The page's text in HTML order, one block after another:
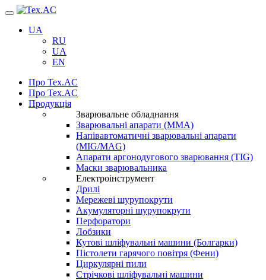
Навігація
UA
RU
UA
EN
Про Tex.AC
Про Tex.AC
Продукція
Зварювальне обладнання
Зварювальні апарати (ММА)
Напівавтоматичні зварювальні апарати
(MIG/MAG)
Апарати аргонодугового зварювання (TIG)
Маски зварювальника
Електроінструмент
Дрилі
Мережеві шурупокрути
Акумуляторні шурупокрути
Перфоратори
Лобзики
Кутові шліфувальні машини (Болгарки)
Пістолети гарячого повітря (Фени)
Циркулярні пили
Стрічкові шліфувальні машини